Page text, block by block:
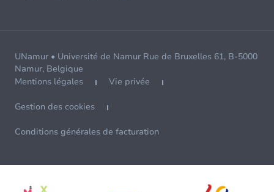
UNamur • Université de Namur Rue de Bruxelles 61, B-5000
Namur, Belgique
Mentions légales
Vie privée
Gestion des cookies
Conditions générales de facturation